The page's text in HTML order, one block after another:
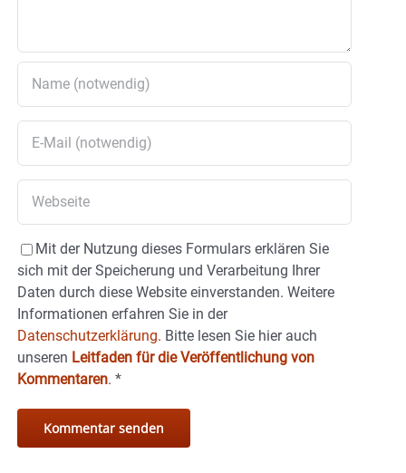
Mit der Nutzung dieses Formulars erklären Sie
sich mit der Speicherung und Verarbeitung Ihrer
Daten durch diese Website einverstanden. Weitere
Informationen erfahren Sie in der
Datenschutzerklärung. Bitte lesen Sie hier auch
unseren Leitfaden für die Veröffentlichung von
Kommentaren. *